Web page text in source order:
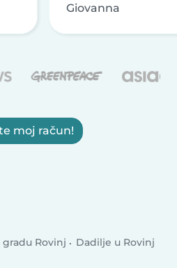
Giovanna
moj račun!
Rovinj Dadilje u Rovinj